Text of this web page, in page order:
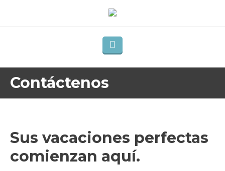
Contáctenos
Sus vacaciones perfectas
comienzan aquí.